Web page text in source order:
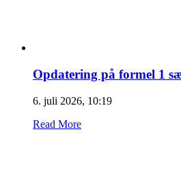
Opdatering på formel 1
6. juli 2026, 10:19
Read More